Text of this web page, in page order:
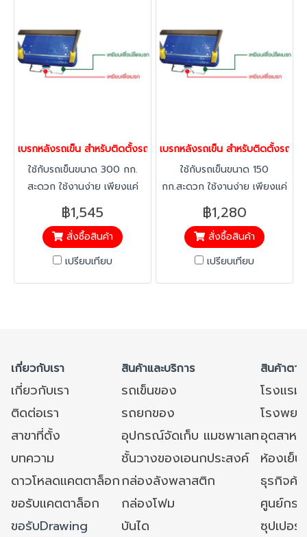
เบรกหลังรถเข็น สำหรับติดตั้งรถเข็นของ ใช้กับรถเข็นขนาด 300 กก.
ใช้กับรถเข็นขนาด 300 กก.
สะดวก ใช้งานง่าย เพียงแค่
เหยียบเบรก และปลดล็อกเพื่อ
เข็นรถเข็นต่อไป ที่เหยียบพ่นสี
อย่างดี แผ่นใหญ่ เพิ่มความแข็ง
แรง ทนทาน
฿1,545
สั่งซื้อสินค้า
เปรียบเทียบ
เบรกหลังรถเข็น สำหรับติดตั้งรถเ
ใช้กับรถเข็นขนาด 150
กก.สะดวก ใช้งานง่าย เพียงแค่
เหยียบเบรก และปลดล็อกเพื่อ
เข็นรถเข็นต่อไป ที่เหยียบพ่นสี
อย่างดี แผ่นใหญ่ เพิ่มความแข็ง
แรง ทนทาน
฿1,280
สั่งซื้อสินค้า
เปรียบเทียบ
เกี่ยวกับเรา สินค้าและบริการ สินค้าตา
เกี่ยวกับเรา รถเข็นของ
โรงแร
ติดต่อเรา
รถยกของ
โรงพย
สาขาที่ตั้ง
อุปกรณ์จัดเก็บ แมชพาเลทอุตสาหก
บทความ
ชั้นวางของเอนกประสงค์
ห้องเย็
ดาวโหลดแคตตาล็อกกล่องลังพลาสติก
ธุรกิจค้
ขอรับแคตตาล็อก
กล่องโฟม
ศูนย์กร
ขอรับDrawing
บันได
ซุปเปอ